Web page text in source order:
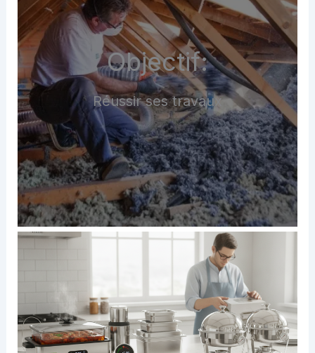
Objectif:
Réussir ses travaux